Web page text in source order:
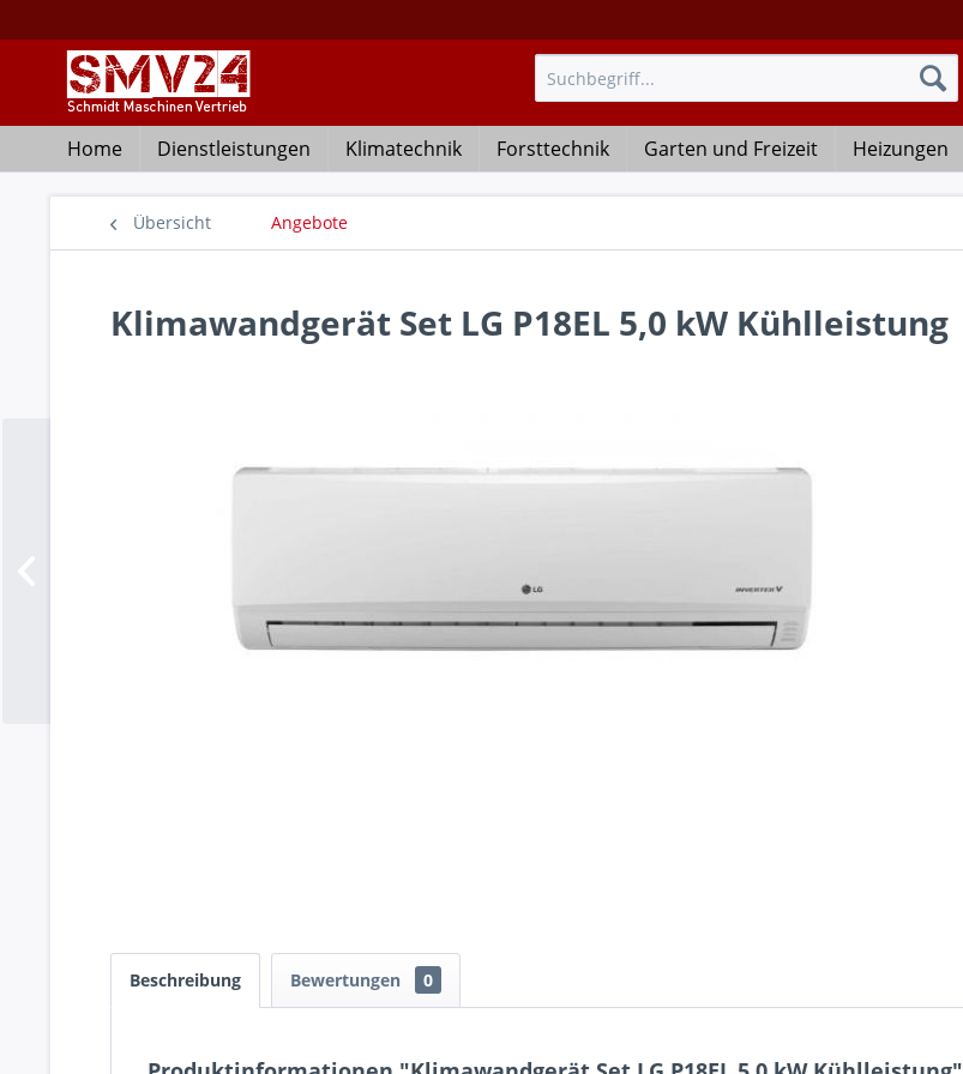
Home Dienstleistungen Klimatechnik Forsttechnik Garten und Freizeit Heizungen
Übersicht Angebote
Klimawandgerät Set LG P18EL 5,0 kW Kühlleistung
Beschreibung Bewertungen 0